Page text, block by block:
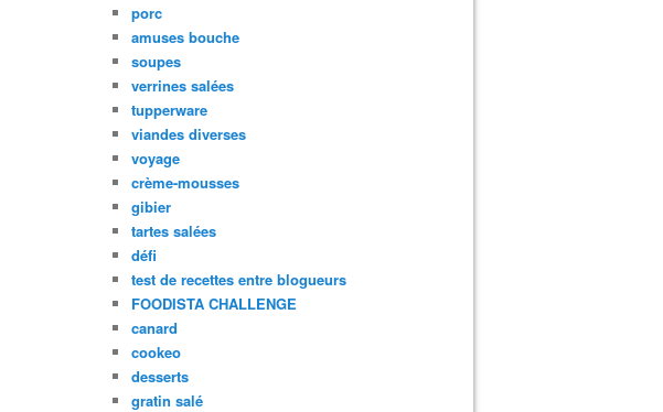
porc
amuses bouche
soupes
verrines salées
tupperware
viandes diverses
voyage
crème-mousses
gibier
tartes salées
défi
test de recettes entre blogueurs
FOODISTA CHALLENGE
canard
cookeo
desserts
gratin salé